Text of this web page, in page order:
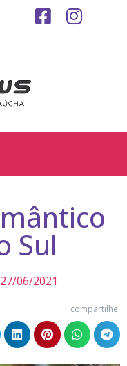
Sul
27/06/2021
compartilhe: